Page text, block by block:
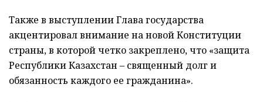
Также в выступлении Глава государства
акцентировал внимание на новой Конституции
страны, в которой четко закреплено, что «защита
Республики Казахстан – священный долг и
обязанность каждого ее гражданина».